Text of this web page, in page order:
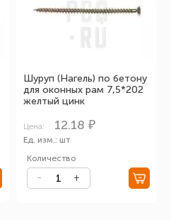
Шуруп (Нагель) по бетону
для оконных рам 7,5*202
желтый цинк
Цена: 12.18 ₽
Ед. изм.: шт
Количество